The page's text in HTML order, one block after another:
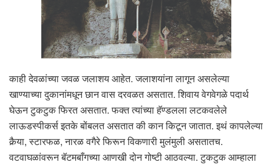
काही देवळांच्या जवळ जलाशय आहेत. जलाशयांना लागून असलेल्या
खाण्याच्या दुकानांमधून छान वास दरवळत असतात. शिवाय वेगवेगळे पदार्थ
घेऊन टुकटुक फिरत असतात. फक्त त्यांच्या हॅण्डलला लटकवलेले
लाऊडस्पीकर्स इतके बोंबलत असतात की कान किटून जातात. इथं कापलेल्या
कैर्‍या, स्टारफळ, नारळ वगैरे फिरून विकणारी मुलंमुली असतातच.
वटवाघळांवरून बॅटमबाँगच्या आणखी दोन गोष्टी आठवल्या. टुकटुक आम्हाला